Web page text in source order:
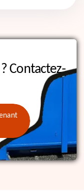
Contactez-